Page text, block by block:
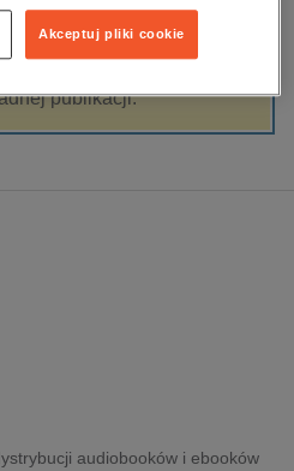
informatyka
Filtrowanie
publikacji.
audiobooków i ebooków
Akceptuj pliki cookie